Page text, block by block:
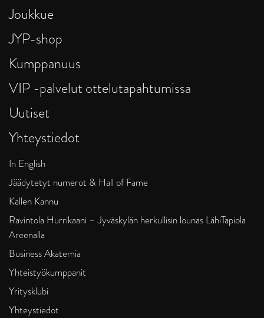
Joukkue
JYP-shop
Kumppanuus
VIP -palvelut ottelutapahtumissa
Uutiset
Yhteystiedot
In English
Jäädytetyt numerot & Hall of Fame
Kallen Kannu
Ravintola Hurrikaani – Jyväskylän herkullisin lounas LähiTapiola
Areenalla
Business Akatemia
Yhteistyökumppanit
Yritysklubi
Yhteystiedot